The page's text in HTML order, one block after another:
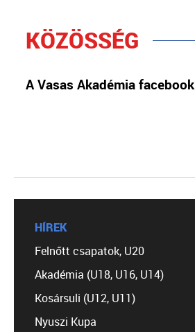
KÖZÖSSÉG
A Vasas Akadémia
HÍREK
Felnőtt csapatok, U20
Akadémia (U18, U16, U14)
Kosársuli (U12, U11)
Nyuszi Kupa